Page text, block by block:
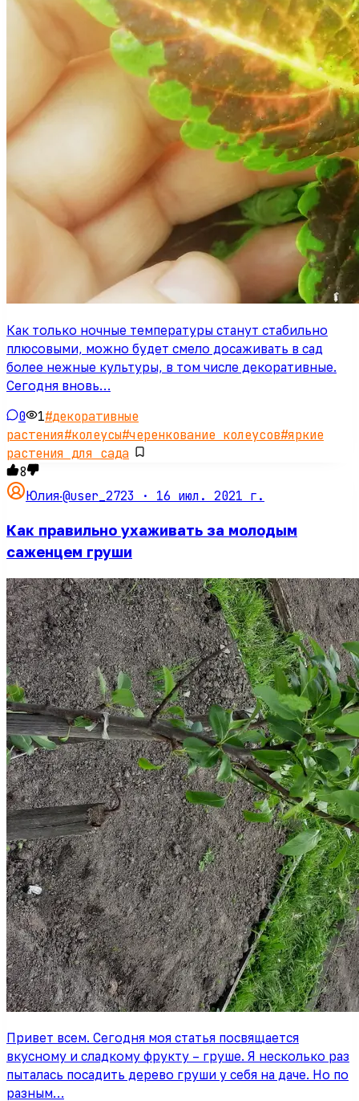
Как только ночные температуры станут стабильно
плюсовыми, можно будет смело досаживать в сад
более нежные культуры, в том числе декоративные.
Сегодня вновь…
0 1#декоративные
растения#колеусы#черенкование колеусов#яркие
растения для сада
8
Юлия·@user_2723 · 16 июл. 2021 г.
Как правильно ухаживать за молодым
саженцем груши
Привет всем. Сегодня моя статья посвящается
вкусному и сладкому фрукту – груше. Я несколько раз
пыталась посадить дерево груши у себя на даче. Но по
разным…